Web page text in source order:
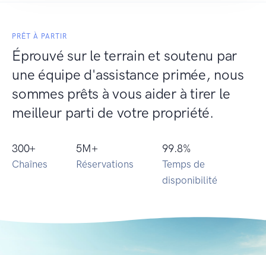
PRÊT À PARTIR
Éprouvé sur le terrain et soutenu par
une équipe d'assistance primée, nous
sommes prêts à vous aider à tirer le
meilleur parti de votre propriété.
300+
Chaînes
5M+
Réservations
99.8%
Temps de
disponibilité